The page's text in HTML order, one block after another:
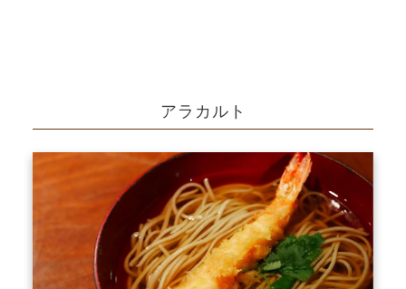
アラカルト